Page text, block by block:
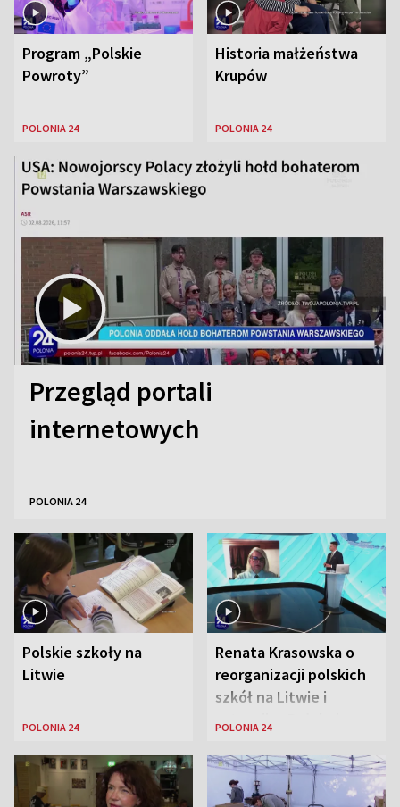
Program „Polskie
Powroty”
POLONIA 24
Historia małżeństwa
Krupów
POLONIA 24
Przegląd portali
internetowych
POLONIA 24
Polskie szkoły na
Litwie
POLONIA 24
Renata Krasowska o
reorganizacji polskich
szkół na Litwie i
sytuacji w Połukniu
POLONIA 24